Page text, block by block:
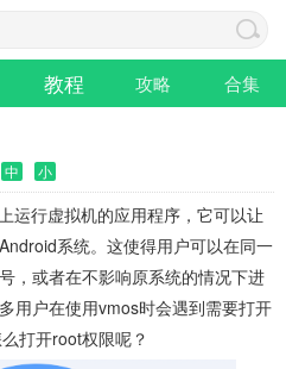
教程 攻略 合集
中 小
运行虚拟机的应用程序，它可以让
系统。这使得用户可以在同一
，或者在不影响原系统的情况下进
用户在使用vmos时会遇到需要打开
打开root权限呢？